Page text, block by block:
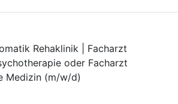
Rehaklinik | Facharzt
oder Facharzt
Medizin (m/w/d)